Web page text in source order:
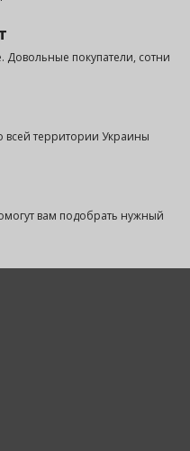
Довольные покупатели, сотни
всей территории Украины
вам подобрать нужный